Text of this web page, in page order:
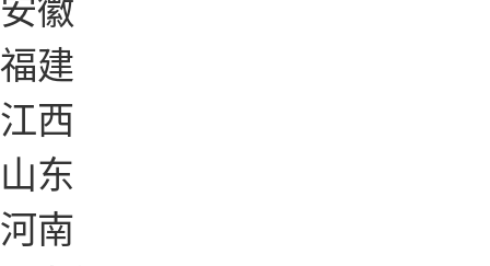
福建
江西
山东
河南